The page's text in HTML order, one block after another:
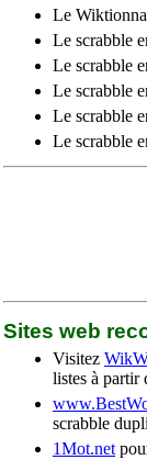
Le
Le scrabble
Le scrabble
Le scrabble
Le scrabble
Le scrabble
Sites web
Visitez
listes à partir
scrabble
1Mot.net